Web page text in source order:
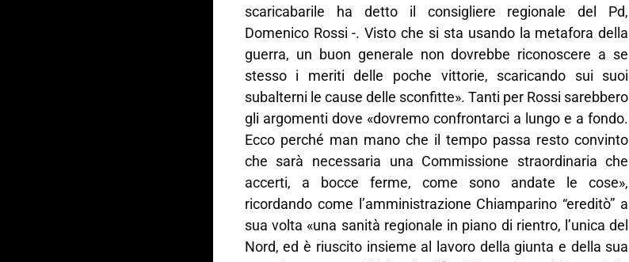
scaricabarile ha detto il consigliere regionale del Pd,
Domenico Rossi -. Visto che si sta usando la metafora della
guerra, un buon generale non dovrebbe riconoscere a se
stesso i meriti delle poche vittorie, scaricando sui suoi
subalterni le cause delle sconfitte». Tanti per Rossi sarebbero
gli argomenti dove «dovremo confrontarci a lungo e a fondo.
Ecco perché man mano che il tempo passa resto convinto
che sarà necessaria una Commissione straordinaria che
accerti, a bocce ferme, come sono andate le cose»,
ricordando come l’amministrazione Chiamparino “ereditò” a
sua volta «una sanità regionale in piano di rientro, l’unica del
Nord, ed è riuscito insieme al lavoro della giunta e della sua